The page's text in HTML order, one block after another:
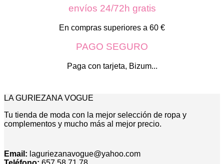
envíos 24/72h gratis
En compras superiores a 60 €
PAGO SEGURO
Paga con tarjeta, Bizum...
LA GURIEZANA VOGUE
Tu tienda de moda con la mejor selección de ropa y
complementos y mucho más al mejor precio.
Email: laguriezanavogue@yahoo.com